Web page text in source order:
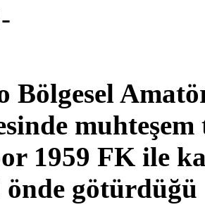
Bölgesel
1959 FK ile
önde